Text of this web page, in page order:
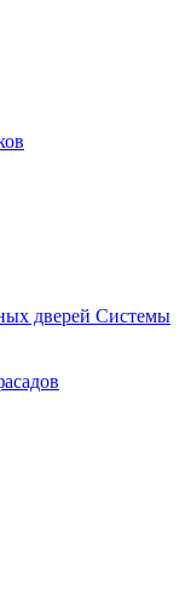
Системы